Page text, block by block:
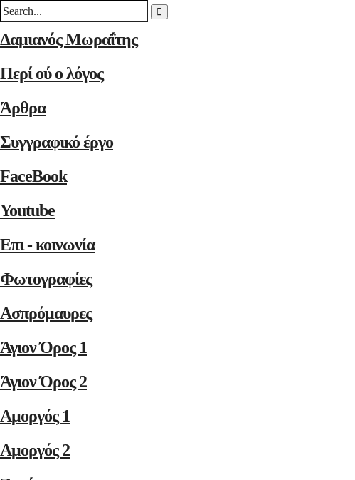
Δαμιανός Μωραΐτης
Περί ού ο λόγος
Άρθρα
Συγγραφικό έργο
FaceBook
Youtube
Επι - κοινωνία
Φωτογραφίες
Ασπρόμαυρες
Άγιον Όρος 1
Άγιον Όρος 2
Αμοργός 1
Αμοργός 2